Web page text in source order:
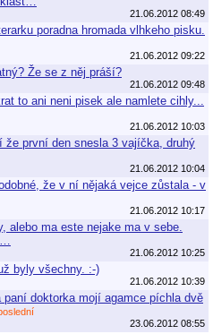
21.06.2012 08:49
poradna hromada vlhkeho pisku.
21.06.2012 09:22
Že se z něj práší?
21.06.2012 09:48
to ani neni pisek ale namlete cihly...
21.06.2012 10:03
že první den snesla 3 vajíčka, druhý
21.06.2012 10:04
že v ní nějaká vejce zůstala - v
21.06.2012 10:17
alebo ma este nejake ma v sebe.
21.06.2012 10:25
byly všechny. :-)
21.06.2012 10:39
doktorka mojí agamce píchla dvě
23.06.2012 08:55